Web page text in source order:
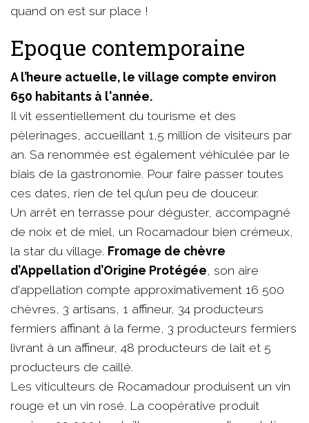
quand on est sur place !
Epoque contemporaine
A l’heure actuelle, le village compte environ
650 habitants à l'année.
Il vit essentiellement du tourisme et des
pèlerinages, accueillant 1,5 million de visiteurs par
an. Sa renommée est également véhiculée par le
biais de la gastronomie. Pour faire passer toutes
ces dates, rien de tel qu’un peu de douceur.
Un arrêt en terrasse pour déguster, accompagné
de noix et de miel, un Rocamadour bien crémeux,
la star du village. Fromage de chèvre
d’Appellation d’Origine Protégée, son aire
d'appellation compte approximativement 16 500
chèvres, 3 artisans, 1 affineur, 34 producteurs
fermiers affinant à la ferme, 3 producteurs fermiers
livrant à un affineur, 48 producteurs de lait et 5
producteurs de caillé.
Les viticulteurs de Rocamadour produisent un vin
rouge et un vin rosé. La coopérative produit